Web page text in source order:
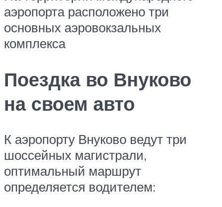
аэропорта расположено три
основных аэровокзальных
комплекса
Поездка во Внуково
на своем авто
К аэропорту Внуково ведут три
шоссейных магистрали,
оптимальный маршрут
определяется водителем: